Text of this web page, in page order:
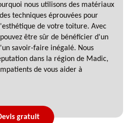
nous utilisons des matériaux
techniques éprouvées pour
de votre toiture. Avec
être sûr de bénéficier d'un
savoir-faire inégalé. Nous
dans la région de Madic,
de vous aider à
gratuit